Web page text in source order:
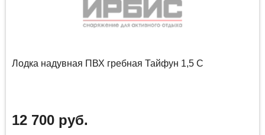
Лодка надувная ПВХ гребная Тайфун 1,5 С
12 700 руб.